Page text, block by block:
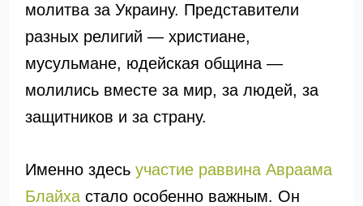
молитва за Украину. Представители
разных религий — христиане,
мусульмане, юдейская община —
молились вместе за мир, за людей, за
защитников и за страну.
Именно здесь участие раввина Авраама
Блайхастало особенно важным. Он